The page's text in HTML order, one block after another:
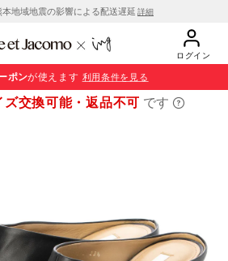
本地域地震の影響による配送遅延 詳細
ログイン
ポンが使えます 利用条件を見る
ズ交換可能・返品不可 です